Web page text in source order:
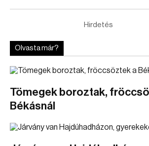
Hirdetés
Olvasta már?
Tömegek boroztak,
Békásnál